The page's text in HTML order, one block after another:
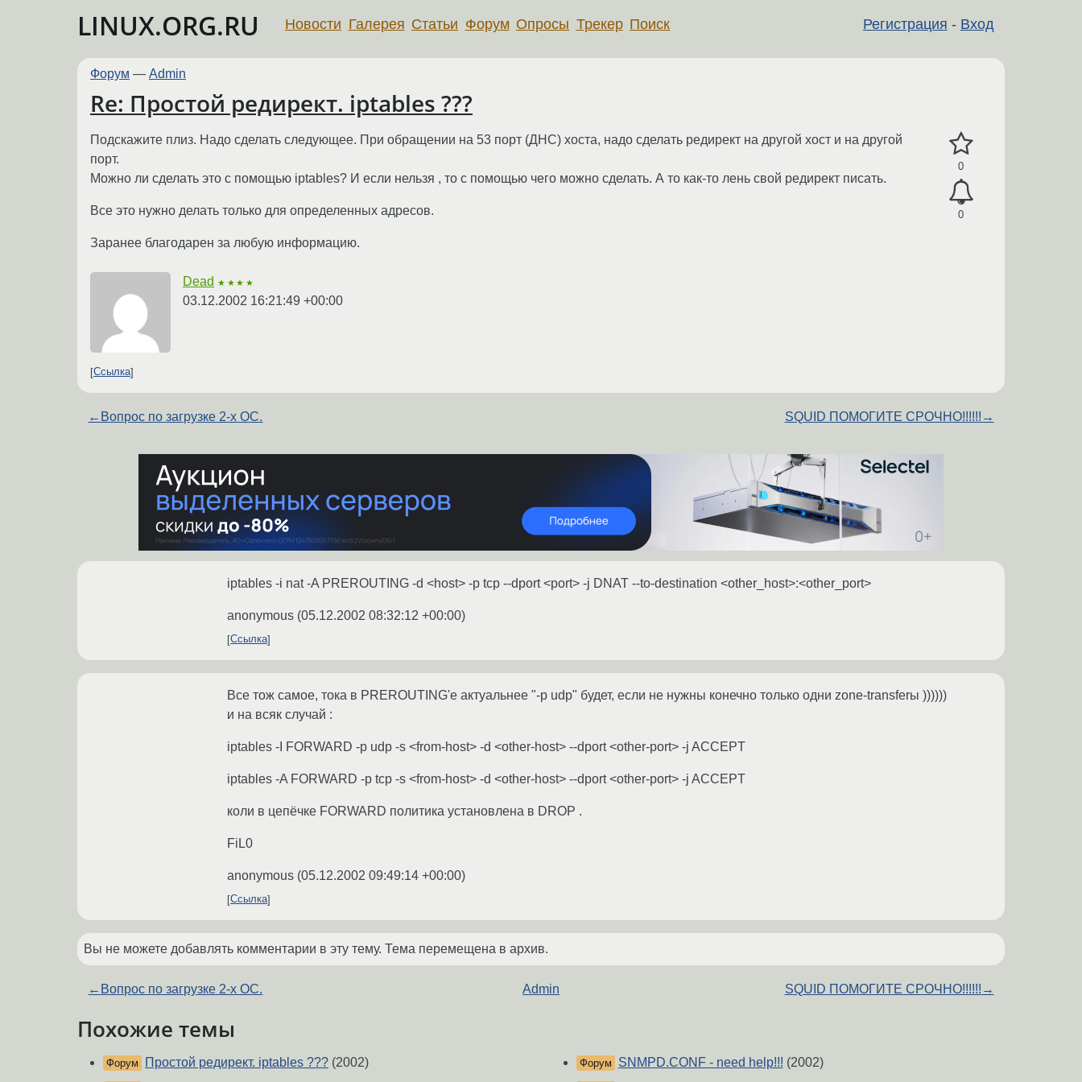
LINUX.ORG.RU Регистрация - Вход
Новости Галерея Статьи Форум Опросы Трекер Поиск
Форум — Admin
Re: Простой редирект. iptables ???
0
0
Подскажите плиз. Надо сделать следующее. При обращении на 53 порт (ДНС) хоста, надо сделать редирект на другой хост и на другой
порт.
Можно ли сделать это с помощью iptables? И если нельзя , то с помощью чего можно сделать. А то как-то лень свой редирект писать.
Все это нужно делать только для определенных адресов.
Заранее благодарен за любую информацию.
Dead ★★★★
03.12.2002 16:21:49 +00:00
Ссылка
← Вопрос по загрузке 2-х ОС. SQUID ПОМОГИТЕ СРОЧНО!!!!!! →
iptables -i nat -A PREROUTING -d <host> -p tcp --dport <port> -j DNAT --to-destination <other_host>:<other_port>
anonymous (05.12.2002 08:32:12 +00:00)
Ссылка
Все тож самое, тока в PREROUTING'е актуальнее "-p udp" будет, если не нужны конечно только одни zone-transferы ))))))
и на всяк случай :
iptables -I FORWARD -p udp -s <from-host> -d <other-host> --dport <other-port> -j ACCEPT
iptables -A FORWARD -p tcp -s <from-host> -d <other-host> --dport <other-port> -j ACCEPT
коли в цепёчке FORWARD политика установлена в DROP .
FiL0
anonymous (05.12.2002 09:49:14 +00:00)
Ссылка
Вы не можете добавлять комментарии в эту тему. Тема перемещена в архив.
← Вопрос по загрузке 2-х ОС. Admin SQUID ПОМОГИТЕ СРОЧНО!!!!!! →
Похожие темы
Форум Простой редирект. iptables ??? (2002)
Форум SNMPD.CONF - need help!!! (2002)